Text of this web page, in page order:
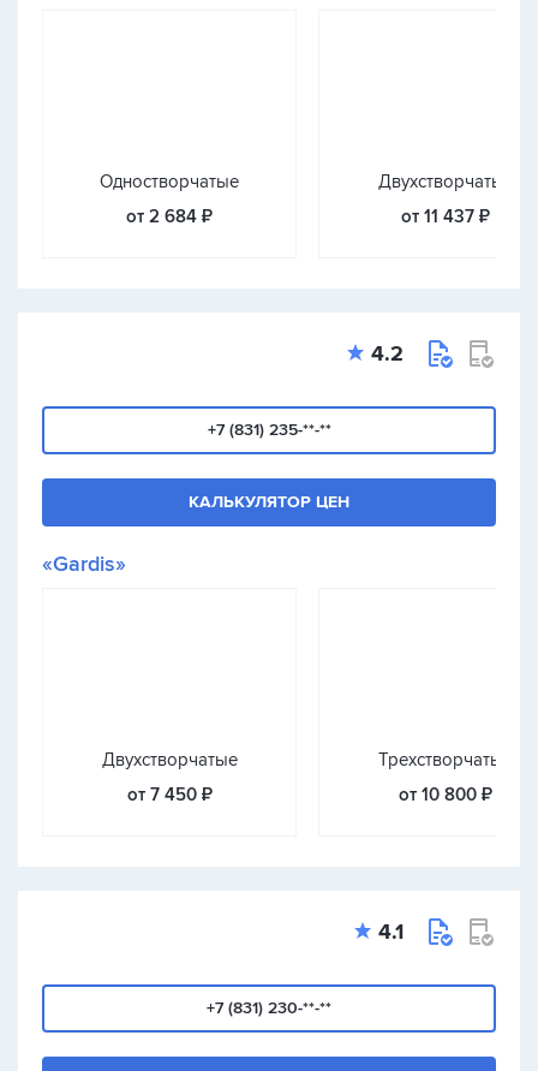
Одностворчатые
от 2 684 ₽
Двухстворчатые
от 11 437 ₽
4.2
+7 (831) 235-**-**
КАЛЬКУЛЯТОР ЦЕН
«Gardis»
Двухстворчатые
от 7 450 ₽
Трехстворчатые
от 10 800 ₽
4.1
+7 (831) 230-**-**